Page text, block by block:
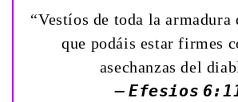
“Vestíos de toda la armadura
que podáis estar firmes
asechanzas del
— Efesios